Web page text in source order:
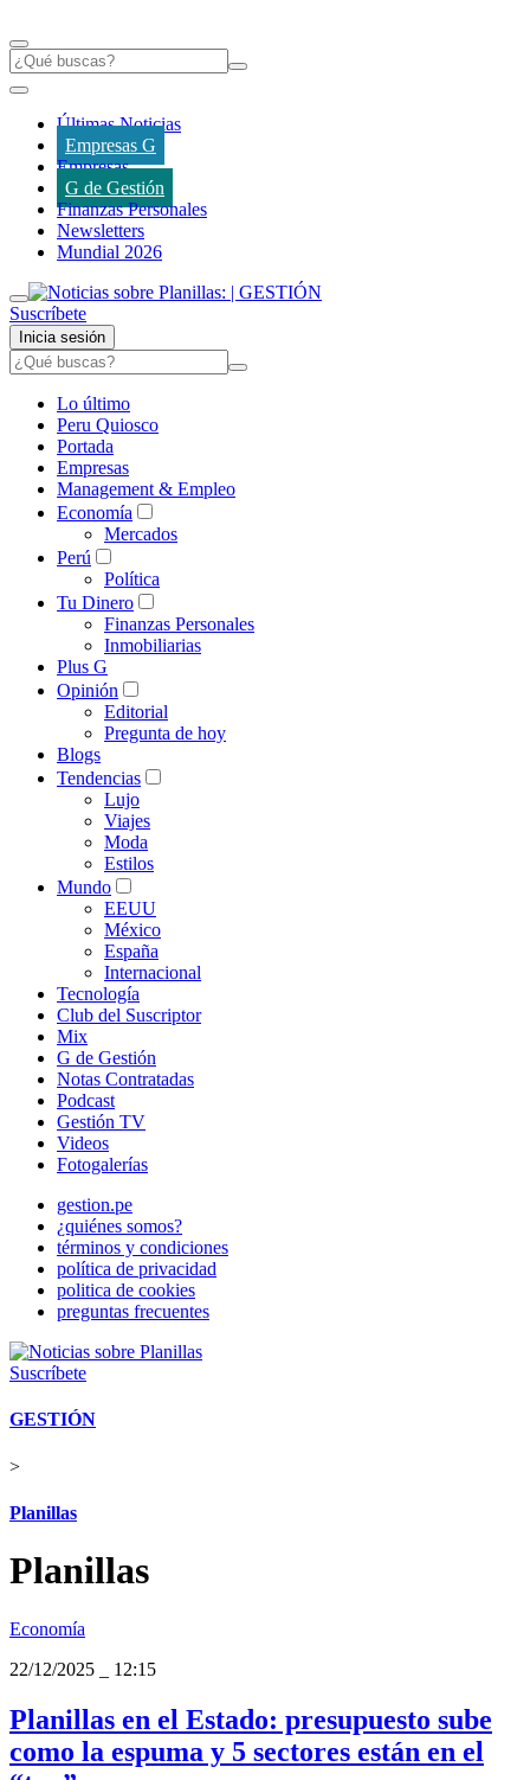
Últimas Noticias
Empresas G
Empresas
G de Gestión
Finanzas Personales
Newsletters
Mundial 2026
Suscríbete
Inicia sesión
Lo último
Peru Quiosco
Portada
Empresas
Management & Empleo
Economía
Mercados
Perú
Política
Tu Dinero
Finanzas Personales
Inmobiliarias
Plus G
Opinión
Editorial
Pregunta de hoy
Blogs
Tendencias
Lujo
Viajes
Moda
Estilos
Mundo
EEUU
México
España
Internacional
Tecnología
Club del Suscriptor
Mix
G de Gestión
Notas Contratadas
Podcast
Gestión TV
Videos
Fotogalerías
gestion.pe
¿quiénes somos?
términos y condiciones
política de privacidad
politica de cookies
preguntas frecuentes
Suscríbete
GESTIÓN
>
Planillas
Planillas
Economía
22/12/2025
12:15
Planillas en el Estado: presupuesto sube
como la espuma y 5 sectores están en el